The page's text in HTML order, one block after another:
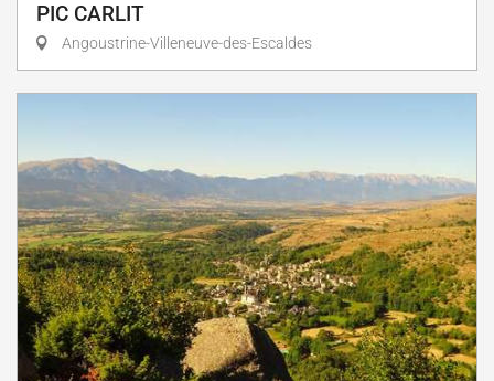
PIC CARLIT
Angoustrine-Villeneuve-des-Escaldes